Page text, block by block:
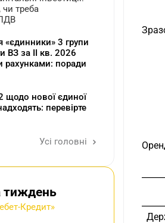
треба
«єдинники» 3 групи
ВЗ за ІІ кв. 2026
рахунками: поради
щодо нової єдиної
перевірте
Усі головні
тиждень
Кредит»